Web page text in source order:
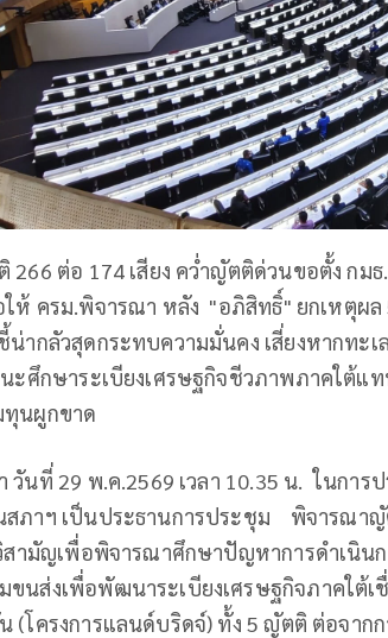
266 ต่อ 174 เสียง คว่ำญัตติด่วนขอตั้ง ก
ให้ ครม.พิจารณา หลัง "อภิสิทธิ์" ยกเหตุผ
น่ากลัวสุดกระทบความมั่นคง เสี่ยงหากทะ
ะศึกษาระเบียงเศรษฐกิจชีวภาพภาคใต้แ
ทุนผูกขาด
วันที่ 29 พ.ค.2569 เวลา 10.35 น. ในกา
สภาฯ เป็นประธานการประชุม พิจารณาญั
สามัญเพื่อพิจารณาศึกษาปัญหาการดำเนิน
ขนส่งเพื่อพัฒนาระเบียงเศรษฐกิจภาคใต้เ
(โครงการแลนด์บริดจ์) ทั้ง 5 ญัตติ ต่อจา